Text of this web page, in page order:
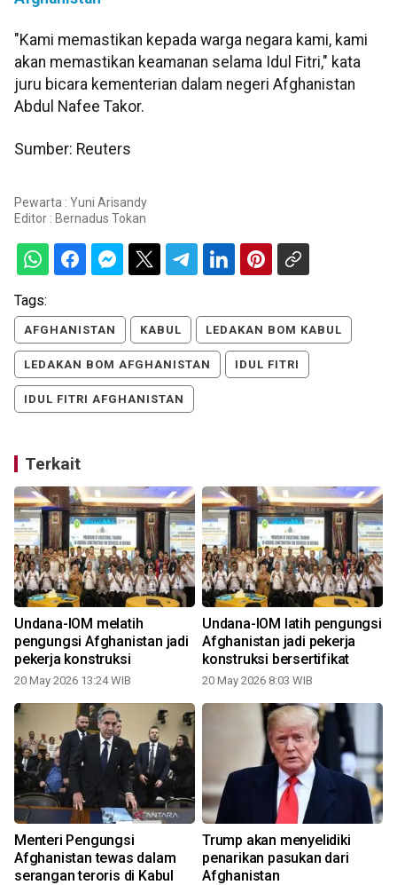
"Kami memastikan kepada warga negara kami, kami
akan memastikan keamanan selama Idul Fitri," kata
juru bicara kementerian dalam negeri Afghanistan
Abdul Nafee Takor.
Sumber: Reuters
Pewarta : Yuni Arisandy
Editor : Bernadus Tokan
Tags:
AFGHANISTAN KABUL LEDAKAN BOM KABUL
LEDAKAN BOM AFGHANISTAN IDUL FITRI
IDUL FITRI AFGHANISTAN
Terkait
Undana-IOM melatih
pengungsi Afghanistan jadi
pekerja konstruksi
20 May 2026 13:24 WIB
Undana-IOM latih pengungsi
Afghanistan jadi pekerja
konstruksi bersertifikat
20 May 2026 8:03 WIB
Menteri Pengungsi
Afghanistan tewas dalam
serangan teroris di Kabul
Trump akan menyelidiki
penarikan pasukan dari
Afghanistan